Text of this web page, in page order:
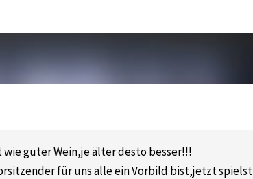
guter Wein,je älter desto besser!!!
für uns alle ein Vorbild bist,jetzt spielst